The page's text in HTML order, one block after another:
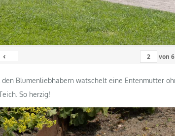
‹ von 6
Blumenliebhabern watschelt eine Entenmutter
So herzig!